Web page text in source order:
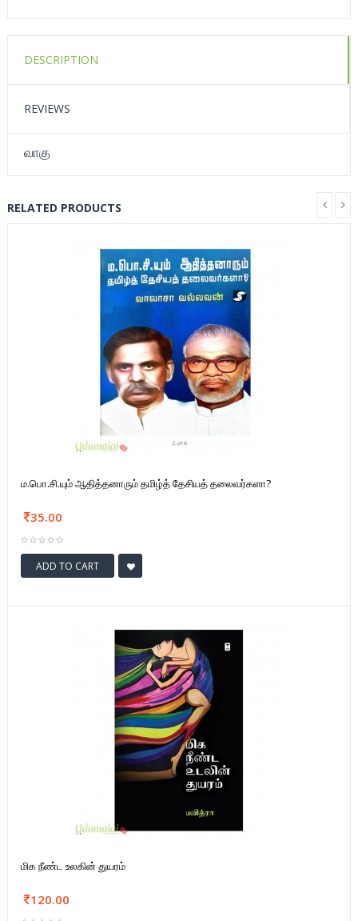
DESCRIPTION
REVIEWS
வாகு
RELATED PRODUCTS
ம.பொ.சி.யும் ஆதித்தனாரும் தமிழ்த் தேசியத் தலைவர்களா?
35.00
ADD TO CART
மிக நீண்ட உலகின் துயரம்
120.00